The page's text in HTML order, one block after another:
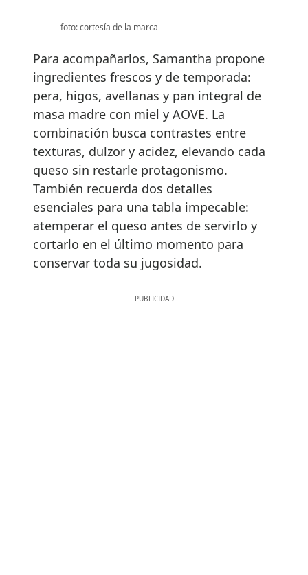
foto: cortesía de la marca
Para acompañarlos, Samantha propone
ingredientes frescos y de temporada:
pera, higos, avellanas y pan integral de
masa madre con miel y AOVE. La
combinación busca contrastes entre
texturas, dulzor y acidez, elevando cada
queso sin restarle protagonismo.
También recuerda dos detalles
esenciales para una tabla impecable:
atemperar el queso antes de servirlo y
cortarlo en el último momento para
conservar toda su jugosidad.